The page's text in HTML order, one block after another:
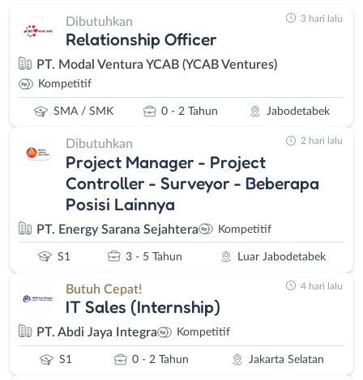
Dibutuhkan
Relationship Officer
PT. Modal Ventura YCAB (YCAB Ventures)
Kompetitif
SMA / SMK 0 - 2 Tahun Jabodetabek
3 hari lalu
Dibutuhkan
Project Manager - Project
Controller - Surveyor - Beberapa
Posisi Lainnya
PT. Energy Sarana Sejahtera Kompetitif
S1 3 - 5 Tahun Luar Jabodetabek
2 hari lalu
Butuh Cepat!
IT Sales (Internship)
PT. Abdi Jaya Integra Kompetitif
S1 0 - 2 Tahun Jakarta Selatan
4 hari lalu